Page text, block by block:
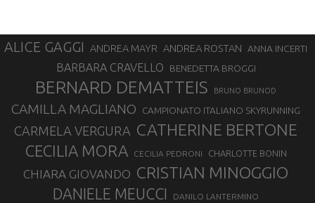
ALICE GAGGI ANDREA MAYR ANDREA ROSTAN ANNA INCERTI
BARBARA CRAVELLO BENEDETTA BROGGI
BERNARD DEMATTEIS BRUNO BRUNOD
CAMILLA MAGLIANO CAMPIONATO ITALIANO SKYRUNNING
CARMELA VERGURA CATHERINE BERTONE
CECILIA MORA CECILIA PEDRONI CHARLOTTE BONIN
CHIARA GIOVANDO CRISTIAN MINOGGIO
DANIELE MEUCCI DANILO LANTERMINO